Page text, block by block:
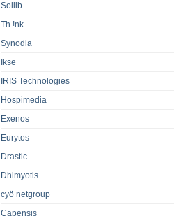
Sollib
Th !nk
Synodia
Ikse
IRIS Technologies
Hospimedia
Exenos
Eurytos
Drastic
Dhimyotis
cyö netgroup
Capensis